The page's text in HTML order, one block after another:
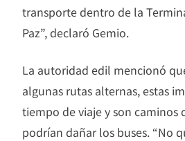
transporte dentro de la
Paz”, declaró Gemio.
La autoridad edil mencionó
algunas rutas alternas, estas
tiempo de viaje y son caminos
podrían dañar los buses. “No